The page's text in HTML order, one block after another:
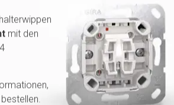
mit den